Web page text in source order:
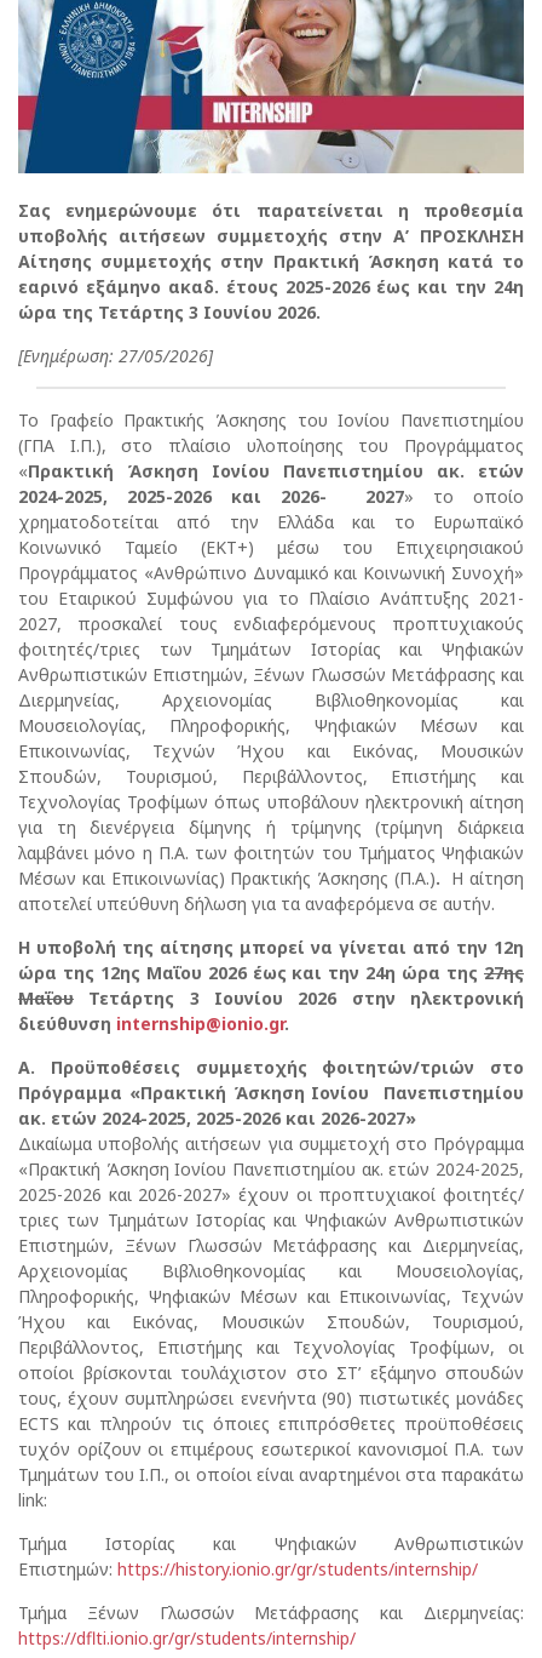
Σας ενημερώνουμε ότι παρατείνεται η προθεσμία
υποβολής αιτήσεων συμμετοχής στην Α’ ΠΡΟΣΚΛΗΣΗ
Αίτησης συμμετοχής στην Πρακτική Άσκηση κατά το
εαρινό εξάμηνο ακαδ. έτους 2025-2026 έως και την 24η
ώρα της Τετάρτης 3 Ιουνίου 2026.
[Ενημέρωση: 27/05/2026]
Το Γραφείο Πρακτικής Άσκησης του Ιονίου Πανεπιστημίου
(ΓΠΑ Ι.Π.), στο πλαίσιο υλοποίησης του Προγράμματος
«Πρακτική Άσκηση Ιονίου Πανεπιστημίου ακ. ετών
2024-2025, 2025-2026 και 2026- 2027» το οποίο
χρηματοδοτείται από την Ελλάδα και το Ευρωπαϊκό
Κοινωνικό Ταμείο (ΕΚΤ+) μέσω του Επιχειρησιακού
Προγράμματος «Ανθρώπινο Δυναμικό και Κοινωνική Συνοχή»
του Εταιρικού Συμφώνου για το Πλαίσιο Ανάπτυξης 2021-
2027, προσκαλεί τους ενδιαφερόμενους προπτυχιακούς
φοιτητές/τριες των Τμημάτων Ιστορίας και Ψηφιακών
Ανθρωπιστικών Επιστημών, Ξένων Γλωσσών Μετάφρασης και
Διερμηνείας, Αρχειονομίας Βιβλιοθηκονομίας και
Μουσειολογίας, Πληροφορικής, Ψηφιακών Μέσων και
Επικοινωνίας, Τεχνών Ήχου και Εικόνας, Μουσικών
Σπουδών, Τουρισμού, Περιβάλλοντος, Επιστήμης και
Τεχνολογίας Τροφίμων όπως υποβάλουν ηλεκτρονική αίτηση
για τη διενέργεια δίμηνης ή τρίμηνης (τρίμηνη διάρκεια
λαμβάνει μόνο η Π.Α. των φοιτητών του Τμήματος Ψηφιακών
Μέσων και Επικοινωνίας) Πρακτικής Άσκησης (Π.Α.). Η αίτηση
αποτελεί υπεύθυνη δήλωση για τα αναφερόμενα σε αυτήν.
Η υποβολή της αίτησης μπορεί να γίνεται από την 12η
ώρα της 12ης Μαΐου 2026 έως και την 24η ώρα της 27ης
Μαΐου Τετάρτης 3 Ιουνίου 2026 στην ηλεκτρονική
διεύθυνση internship@ionio.gr.
Α. Προϋποθέσεις συμμετοχής φοιτητών/τριών στο
Πρόγραμμα «Πρακτική Άσκηση Ιονίου Πανεπιστημίου
ακ. ετών 2024-2025, 2025-2026 και 2026-2027»
Δικαίωμα υποβολής αιτήσεων για συμμετοχή στο Πρόγραμμα
«Πρακτική Άσκηση Ιονίου Πανεπιστημίου ακ. ετών 2024-2025,
2025-2026 και 2026-2027» έχουν οι προπτυχιακοί φοιτητές/
τριες των Τμημάτων Ιστορίας και Ψηφιακών Ανθρωπιστικών
Επιστημών, Ξένων Γλωσσών Μετάφρασης και Διερμηνείας,
Αρχειονομίας Βιβλιοθηκονομίας και Μουσειολογίας,
Πληροφορικής, Ψηφιακών Μέσων και Επικοινωνίας, Τεχνών
Ήχου και Εικόνας, Μουσικών Σπουδών, Τουρισμού,
Περιβάλλοντος, Επιστήμης και Τεχνολογίας Τροφίμων, οι
οποίοι βρίσκονται τουλάχιστον στο ΣΤ’ εξάμηνο σπουδών
τους, έχουν συμπληρώσει ενενήντα (90) πιστωτικές μονάδες
ECTS και πληρούν τις όποιες επιπρόσθετες προϋποθέσεις
τυχόν ορίζουν οι επιμέρους εσωτερικοί κανονισμοί Π.Α. των
Τμημάτων του Ι.Π., οι οποίοι είναι αναρτημένοι στα παρακάτω
link:
Τμήμα Ιστορίας και Ψηφιακών Ανθρωπιστικών
Επιστημών: https://history.ionio.gr/gr/students/internship/
Τμήμα Ξένων Γλωσσών Μετάφρασης και Διερμηνείας:
https://dflti.ionio.gr/gr/students/internship/